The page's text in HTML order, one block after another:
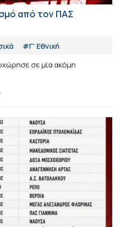
από τον ΠΑΣ
#Γ' Εθνική
σε μία ακόμη